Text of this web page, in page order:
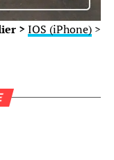
> IOS (iPhone)>